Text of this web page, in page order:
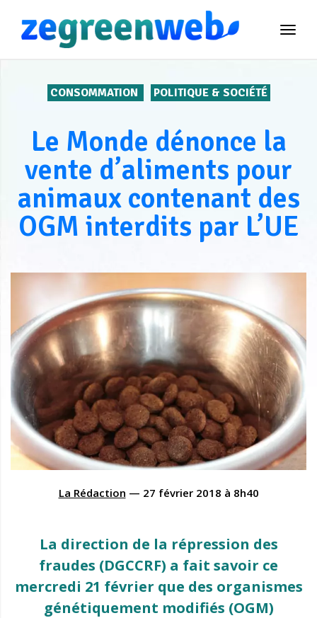
CONSOMMATION POLITIQUE & SOCIÉTÉ
Le Monde dénonce la
vente d’aliments pour
animaux contenant des
OGM interdits par L’UE
La Rédaction — 27 février 2018 à 8h40
La direction de la répression des
fraudes (DGCCRF) a fait savoir ce
mercredi 21 février que des organismes
génétiquement modifiés (OGM)